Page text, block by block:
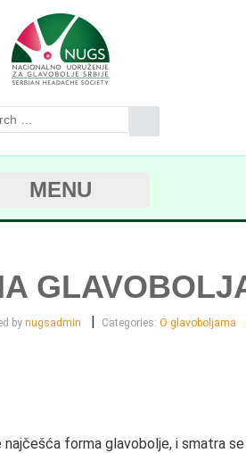
MENU
by nugsadmin | Categories: O glavoboljama
najčešća forma glavobolje, i smatra se